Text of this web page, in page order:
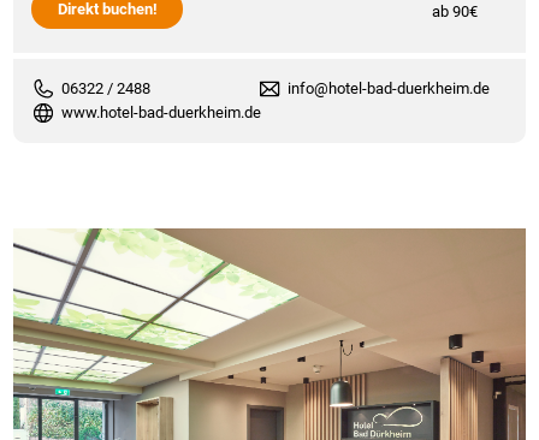
Direkt buchen! ab 90€
06322 / 2488
info@hotel-bad-duerkheim.de
www.hotel-bad-duerkheim.de